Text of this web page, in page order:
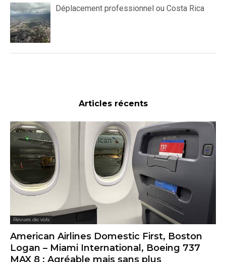
Déplacement professionnel ou Costa Rica
Articles récents
Revues de vols
American Airlines Domestic First, Boston
Logan – Miami International, Boeing 737
MAX 8 : Agréable mais sans plus